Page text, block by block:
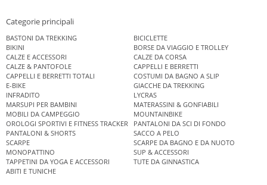
Categorie principali
BASTONI DA TREKKING
BICICLETTE
BIKINI
BORSE DA VIAGGIO E TROLLEY
CALZE E ACCESSORI
CALZE DA CORSA
CALZE & PANTOFOLE
CAPPELLI E BERRETTI
CAPPELLI E BERRETTI TOTALI
COSTUMI DA BAGNO A SLIP
E-BIKE
GIACCHE DA TREKKING
INFRADITO
LYCRAS
MARSUPI PER BAMBINI
MATERASSINI & GONFIABILI
MOBILI DA CAMPEGGIO
MOUNTAINBIKE
OROLOGI SPORTIVI E FITNESS TRACKER
PANTALONI DA SCI DI FONDO
PANTALONI & SHORTS
SACCO A PELO
SCARPE
SCARPE DA BAGNO E DA NUOTO
MONOPATTINO
SUP & ACCESSORI
TAPPETINI DA YOGA E ACCESSORI
TUTE DA GINNASTICA
ABITI E TUNICHE